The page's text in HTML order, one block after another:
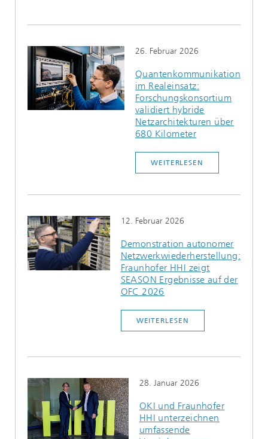
26. Februar 2026
Quantenkommunikation
im Realeinsatz:
Forschungskonsortium
validiert hybride
Netzarchitekturen über
680 Kilometer
WEITERLESEN
12. Februar 2026
Demonstration autonomer
Netzwerkwiederherstellung:
Fraunhofer HHI zeigt
SEASON Ergebnisse auf der
OFC 2026
WEITERLESEN
28. Januar 2026
OKI und Fraunhofer
HHI unterzeichnen
umfassende